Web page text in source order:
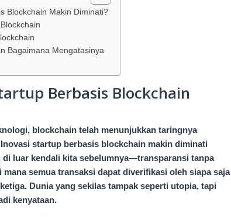
Blockchain Makin Diminati?
Bagaimana Mengatasinya
Berbasis Blockchain
blockchain telah menunjukkan taringnya
startup berbasis blockchain makin diminati
di luar kendali kita sebelumnya—transparansi tanpa
semua transaksi dapat diverifikasi oleh siapa saja
Dunia yang sekilas tampak seperti utopia, tapi
kenyataan.